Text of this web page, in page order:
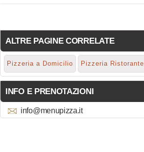
ALTRE PAGINE CORRELATE
Pizzeria a Domicilio Pizzeria Ristorante
INFO E PRENOTAZIONI
info@menupizza.it